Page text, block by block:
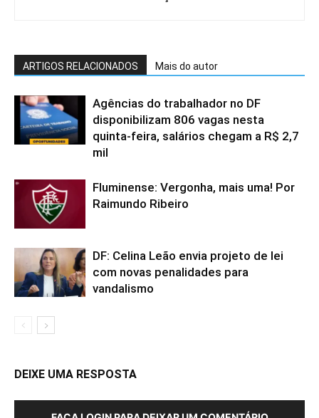
ARTIGOS RELACIONADOS Mais do autor
Agências do trabalhador no DF
disponibilizam 806 vagas nesta
quinta-feira, salários chegam a R$ 2,7
mil
Fluminense: Vergonha, mais uma! Por
Raimundo Ribeiro
DF: Celina Leão envia projeto de lei
com novas penalidades para
vandalismo
DEIXE UMA RESPOSTA